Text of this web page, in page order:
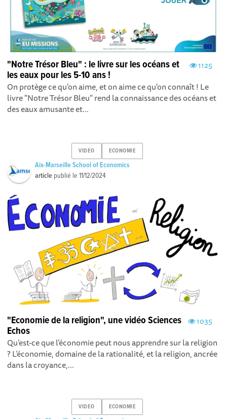
1125
"Notre Trésor Bleu" : le livre sur les océans et
les eaux pour les 5-10 ans !
On protège ce qu'on aime, et on aime ce qu'on connaît ! Le
livre "Notre Trésor Bleu" rend la connaissance des océans et
des eaux amusante et...
VIDEO ECONOMIE
Aix-Marseille School of Economics
article publié le11/12/2024
1035
"Economie de la religion", une vidéo Sciences
Echos
Qu’est-ce que l’économie peut nous apprendre sur la religion
? L’économie, domaine de la rationalité, et la religion, ancrée
dans la croyance,...
VIDEO ECONOMIE